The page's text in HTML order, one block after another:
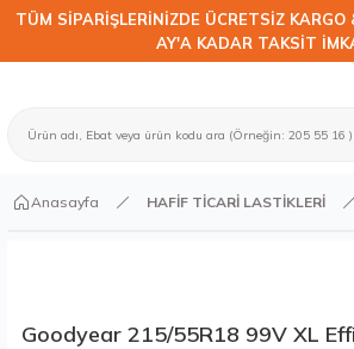
TÜM SİPARİŞLERİNİZDE ÜCRETSİZ
AY'A KADAR TAKSİT
Anasayfa HAFİF TİCARİ LASTİKLERİ
Goodyear 215/55R18 99V XL